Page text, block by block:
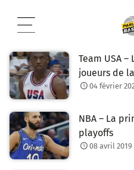
contenu
Team USA
joueurs de
04 février
NBA – La
playoffs
08 avril 2019